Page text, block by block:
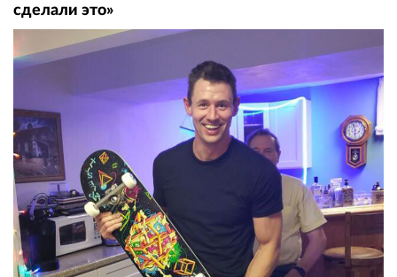
сделали это»